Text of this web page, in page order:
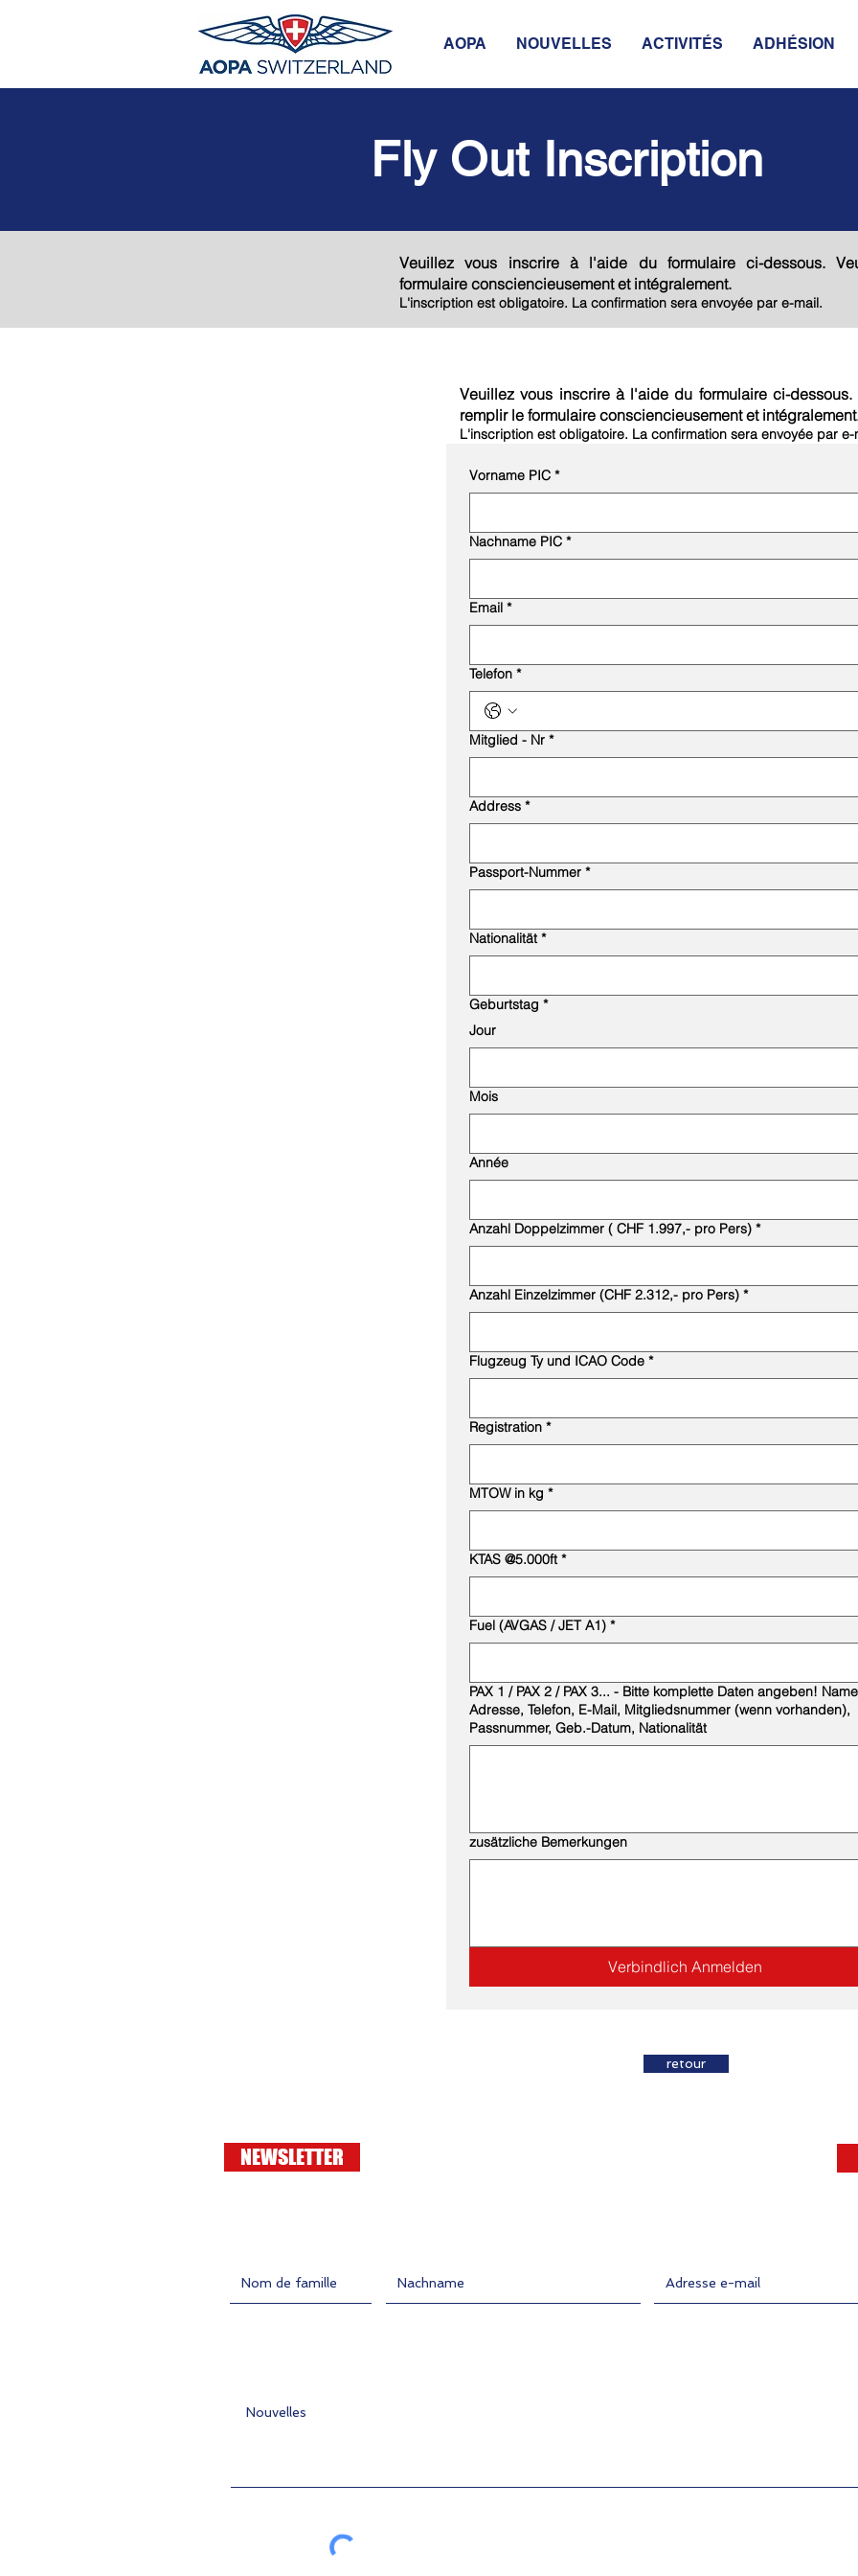
AOPA NOUVELLES ACTIVITÉS ADHÉSION
Fly Out Inscription
Veuillez vous inscrire à l'aide du formulaire ci-dessous.
formulaire consciencieusement et intégralement.
L'inscription est obligatoire. La confirmation sera envoyée par e-mail.
Veuillez vous inscrire à l'aide du formulaire ci-dessous.
remplir le formulaire consciencieusement et
L'inscription est obligatoire. La confirmation sera envoyée par e-
Vorname PIC *
Nachname PIC *
Email *
Telefon *
Mitglied - Nr *
Address *
Passport-Nummer *
Nationalität *
Geburtstag *
Jour
Mois
Année
Anzahl Doppelzimmer ( CHF 1.997,- pro Pers) *
Anzahl Einzelzimmer (CHF 2.312,- pro Pers) *
Flugzeug Ty und ICAO Code *
Registration *
MTOW in kg *
KTAS @5.000ft *
Fuel (AVGAS / JET A1) *
PAX 1 / PAX 2 / PAX 3... - Bitte komplette Daten angeben! Name,
Adresse, Telefon, E-Mail, Mitgliedsnummer (wenn vorhanden),
Passnummer, Geb.-Datum, Nationalität
zusätzliche Bemerkungen
Verbindlich Anmelden
retour
NEWSLETTER